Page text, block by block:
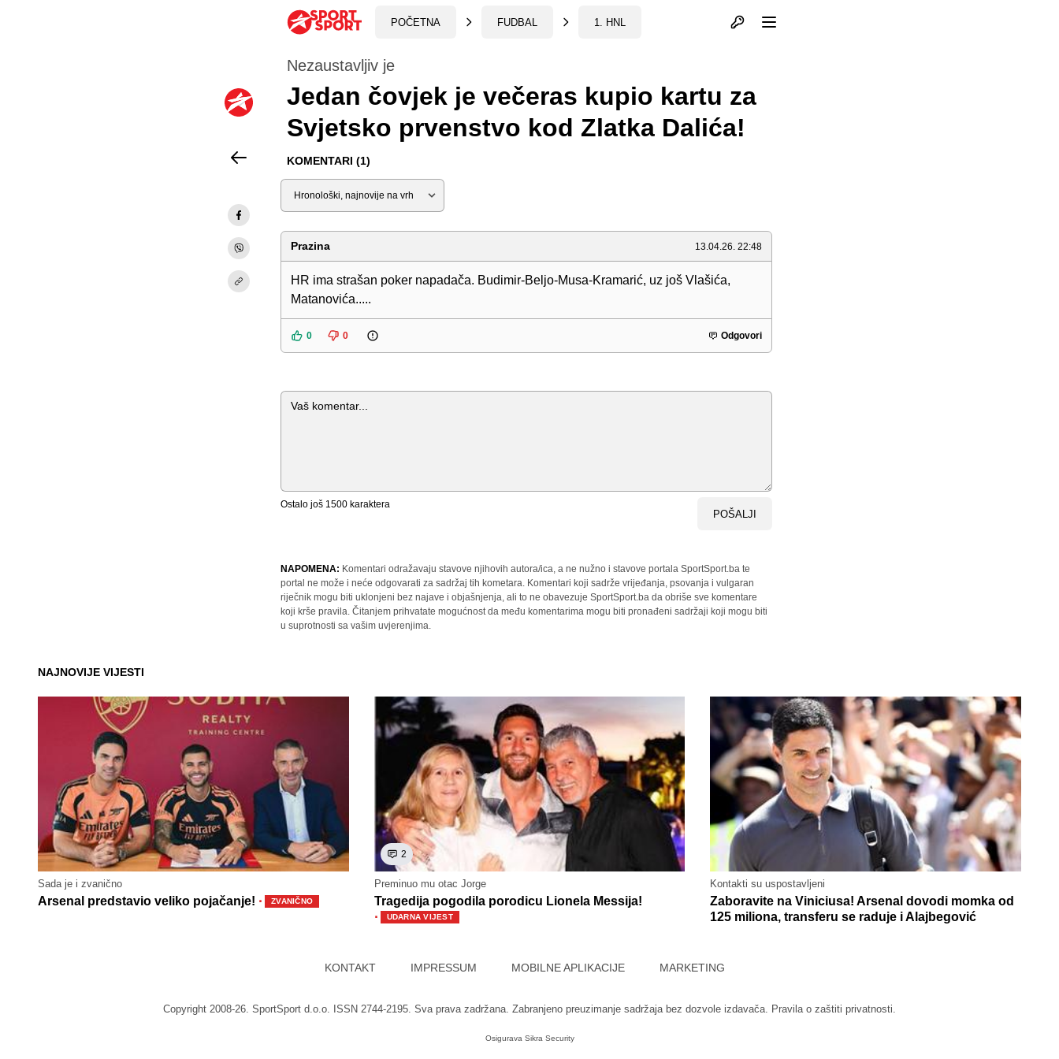
POČETNA FUDBAL 1. HNL Otvori profil
Nezaustavljiv je
Jedan čovjek je večeras kupio kartu za
Svjetsko prvenstvo kod Zlatka Dalića!
KOMENTARI (1)
Sortiraj
Prazina 13.04.26. 22:48
HR ima strašan poker napadača. Budimir-Beljo-Musa-Kramarić, uz još Vlašića,
Matanovića.....
0 0 Odgovori
Komentar
Ostalo još 1500 karaktera
POŠALJI
NAPOMENA: Komentari odražavaju stavove njihovih autora/ica, a ne nužno i stavove portala SportSport.ba te
portal ne može i neće odgovarati za sadržaj tih kometara. Komentari koji sadrže vrijeđanja, psovanja i vulgaran
riječnik mogu biti uklonjeni bez najave i objašnjenja, ali to ne obavezuje SportSport.ba da obriše sve komentare
koji krše pravila. Čitanjem prihvatate mogućnost da među komentarima mogu biti pronađeni sadržaji koji mogu biti
u suprotnosti sa vašim uvjerenjima.
NAJNOVIJE VIJESTI
Sada je i zvanično
Arsenal predstavio veliko pojačanje! · ZVANIČNO
2
Preminuo mu otac Jorge
Tragedija pogodila porodicu Lionela Messija!
· UDARNA VIJEST
Kontakti su uspostavljeni
Zaboravite na Viniciusa! Arsenal dovodi momka od
125 miliona, transferu se raduje i Alajbegović
KONTAKT IMPRESSUM MOBILNE APLIKACIJE MARKETING
Copyright 2008-26. SportSport d.o.o. ISSN 2744-2195. Sva prava zadržana. Zabranjeno preuzimanje sadržaja bez dozvole izdavača. Pravila o zaštiti privatnosti.
Osigurava Sikra Security